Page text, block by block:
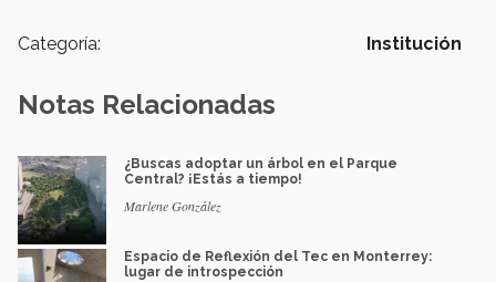
Categoría: Institución
Notas Relacionadas
¿Buscas adoptar un árbol en el Parque
Central? ¡Estás a tiempo!
Marlene González
Espacio de Reflexión del Tec en Monterrey:
lugar de introspección